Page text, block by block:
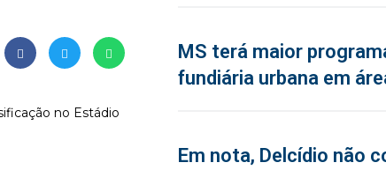
no Estádio
MS terá maior
fundiária urbana em
Em nota, Delcídio não